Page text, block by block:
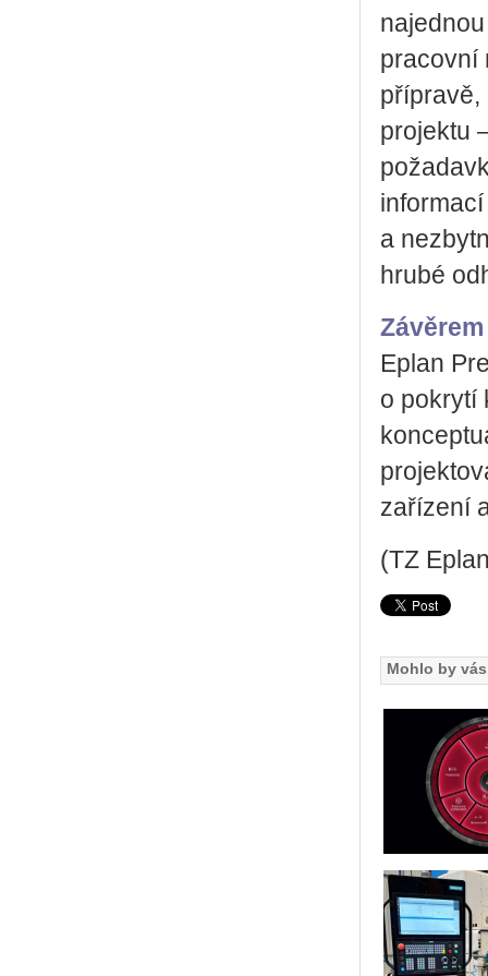
pracovní
přípravě,
projektu
a
hrubé
Závěrem
Eplan
o pokrytí
zařízení
(TZ
Mohlo by